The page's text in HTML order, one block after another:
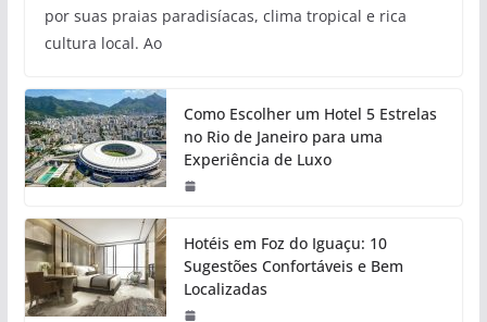
por suas praias paradisíacas, clima tropical e rica
cultura local. Ao
Como Escolher um Hotel 5 Estrelas
no Rio de Janeiro para uma
Experiência de Luxo
Hotéis em Foz do Iguaçu: 10
Sugestões Confortáveis e Bem
Localizadas